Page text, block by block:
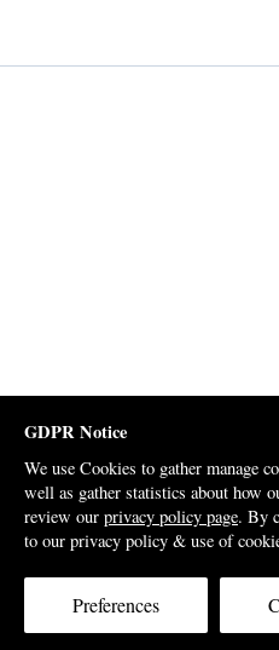
GDPR Notice
We use Cookies to gather manage
well as gather statistics about how
review our privacy policy page. By
to our privacy policy & use of
Preferences